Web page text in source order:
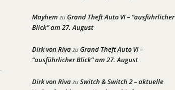
Mayhem zuGrand Theft Auto VI – “ausführlicher
Blick” am 27. August
Dirk von RivazuGrand Theft Auto VI –
“ausführlicher Blick” am 27. August
Dirk von RivazuSwitch & Switch 2 – aktuelle